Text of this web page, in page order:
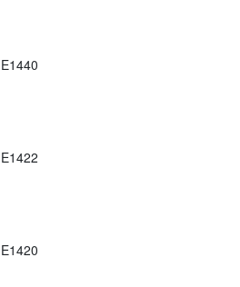
E1440
E1422
E1420